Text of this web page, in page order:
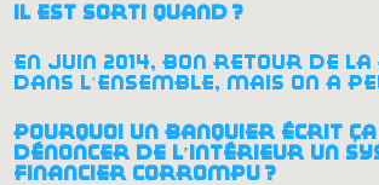
il est sorti quand ?
en juin 2014, bon retour de la
dans l’ensemble, mais on a
pourquoi un banquier écrit
dénoncer de l’intérieur un
financier corrompu ?